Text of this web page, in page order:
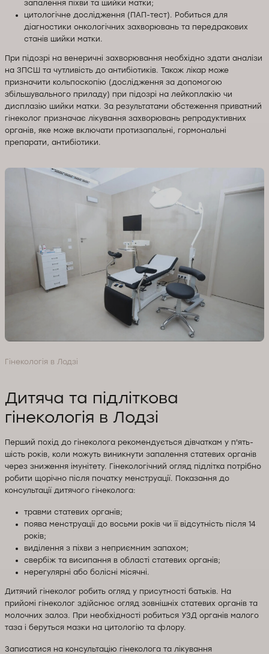
запалення піхви та шийки матки;
цитологічне дослідження (ПАП-тест). Робиться для
діагностики онкологічних захворювань та передракових
станів шийки матки.
При підозрі на венеричні захворювання необхідно здати аналізи
на ЗПСШ та чутливість до антибіотиків. Також лікар може
призначити кольпоскопію (дослідження за допомогою
збільшувального приладу) при підозрі на лейкоплакію чи
дисплазію шийки матки. За результатами обстеження приватний
гінеколог призначає лікування захворювань репродуктивних
органів, яке може включати протизапальні, гормональні
препарати, антибіотики.
Гінекологія в Лодзі
Дитяча та підліткова
гінекологія в Лодзі
Перший похід до гінеколога рекомендується дівчаткам у п'ять-
шість років, коли можуть виникнути запалення статевих органів
через зниження імунітету. Гінекологічний огляд підлітка потрібно
робити щорічно після початку менструації. Показання до
консультації дитячого гінеколога:
травми статевих органів;
поява менструації до восьми років чи її відсутність після 14
років;
виділення з піхви з неприємним запахом;
свербіж та висипання в області статевих органів;
нерегулярні або болісні місячні.
Дитячий гінеколог робить огляд у присутності батьків. На
прийомі гінеколог здійснює огляд зовнішніх статевих органів та
молочних залоз. При необхідності робиться УЗД органів малого
таза і беруться мазки на цитологію та флору.
Записатися на консультацію гінеколога та лікування